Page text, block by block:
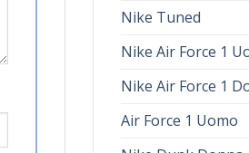
Nike Tuned
Nike Air Force 1
Nike Air Force 1
Air Force 1 Uomo